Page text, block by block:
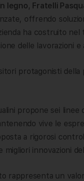
legno, Fratelli
offrendo
ha costruito
delle lavorazioni e
protagonisti della
propone sei
vive le
a rigorosi
migliori innovazioni
rappresenta un